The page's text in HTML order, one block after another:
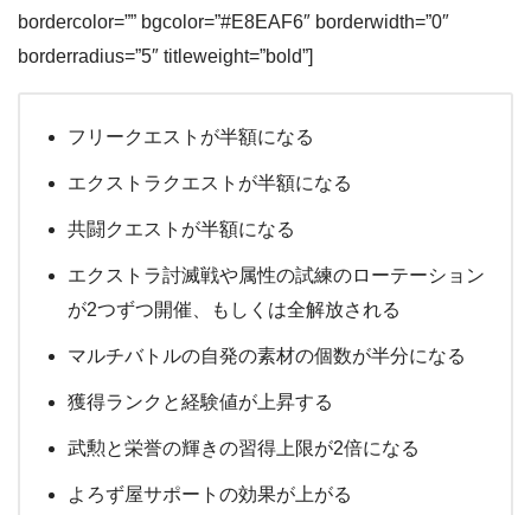
bordercolor=”” bgcolor=”#E8EAF6″ borderwidth=”0″
borderradius=”5″ titleweight=”bold”]
フリークエストが半額になる
エクストラクエストが半額になる
共闘クエストが半額になる
エクストラ討滅戦や属性の試練のローテーション
が2つずつ開催、もしくは全解放される
マルチバトルの自発の素材の個数が半分になる
獲得ランクと経験値が上昇する
武勲と栄誉の輝きの習得上限が2倍になる
よろず屋サポートの効果が上がる